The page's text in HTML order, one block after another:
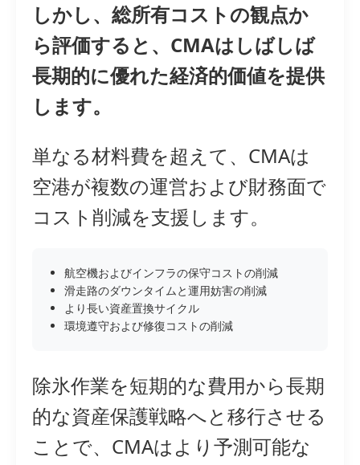
しかし、総所有コストの観点か
ら評価すると、CMAはしばしば
長期的に優れた経済的価値を提供
します。
単なる材料費を超えて、CMAは
空港が複数の運営および財務面で
コスト削減を支援します。
航空機およびインフラの保守コストの削減
滑走路のダウンタイムと運用妨害の削減
より長い資産置換サイクル
環境遵守および修復コストの削減
除氷作業を短期的な費用から長期
的な資産保護戦略へと移行させる
ことで、CMAはより予測可能な